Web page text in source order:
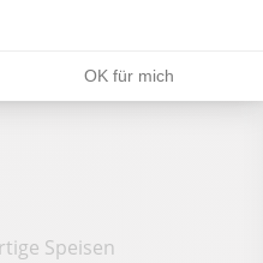
Speisen
OK für mich